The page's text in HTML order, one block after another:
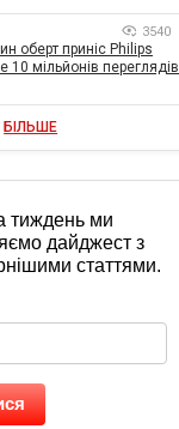
3540
оберт приніс Philips
10 мільйонів переглядів
БІЛЬШЕ
тиждень ми
дайджест з
статтями.